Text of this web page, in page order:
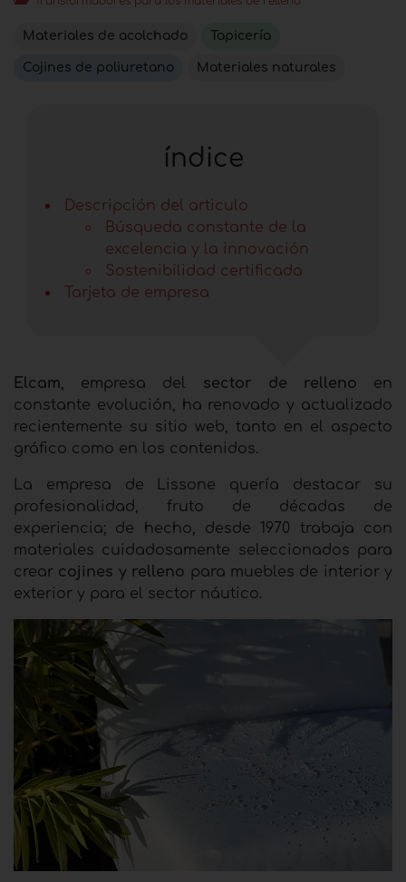
Materiales de acolchado Tapicería
Cojines de poliuretano Materiales naturales
índice
Descripción del articulo
Búsqueda constante de la
excelencia y la innovación
Sostenibilidad certificada
Tarjeta de empresa
Elcam , empresa del sector de relleno en
constante evolución, ha renovado y actualizado
recientemente su sitio web, tanto en el aspecto
gráfico como en los contenidos.
La empresa de Lissone quería destacar su
profesionalidad, fruto de décadas de
experiencia; de hecho, desde 1970 trabaja con
materiales cuidadosamente seleccionados para
crear cojines y relleno para muebles de interior y
exterior y para el sector náutico.